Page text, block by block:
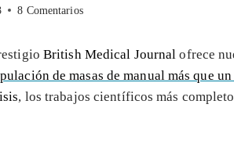
8 Comentarios
British Medical Journal ofrece
de masas de manual más que
, los trabajos científicos más